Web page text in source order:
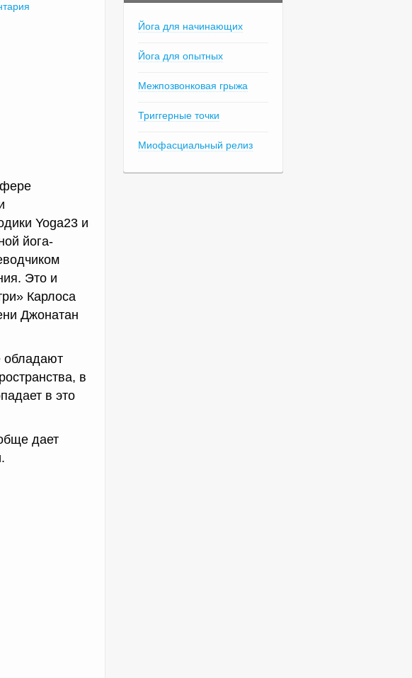
Yoga23 и
йога-
Это и
Карлоса
Джонатан
обладают
в
в это
дает
Йога для начинающих
Йога для опытных
Межпозвонковая грыжа
Триггерные точки
Миофасциальный релиз